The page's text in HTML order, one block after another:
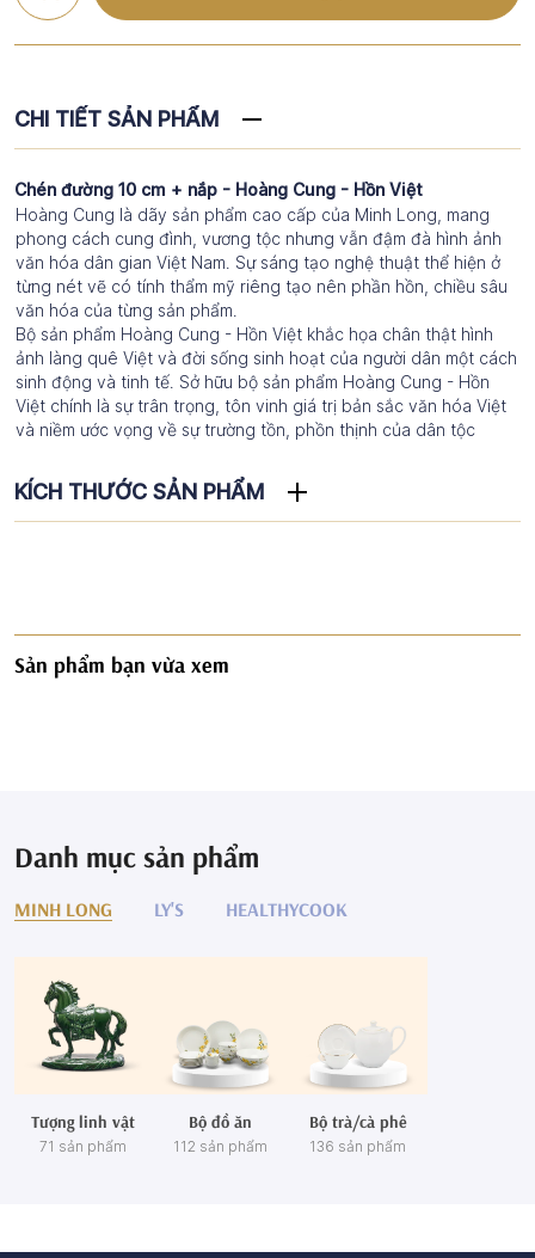
CHI TIẾT SẢN PHẨM
Chén đường 10 cm + nắp - Hoàng Cung - Hồn Việt
Hoàng Cung là dãy sản phẩm cao cấp của Minh Long, mang
phong cách cung đình, vương tộc nhưng vẫn đậm đà hình ảnh
văn hóa dân gian Việt Nam. Sự sáng tạo nghệ thuật thể hiện ở
từng nét vẽ có tính thẩm mỹ riêng tạo nên phần hồn, chiều sâu
văn hóa của từng sản phẩm.
Bộ sản phẩm Hoàng Cung - Hồn Việt khắc họa chân thật hình
ảnh làng quê Việt và đời sống sinh hoạt của người dân một cách
sinh động và tinh tế. Sở hữu bộ sản phẩm Hoàng Cung - Hồn
Việt chính là sự trân trọng, tôn vinh giá trị bản sắc văn hóa Việt
và niềm ước vọng về sự trường tồn, phồn thịnh của dân tộc
KÍCH THƯỚC SẢN PHẨM
Sản phẩm bạn vừa xem
Danh mục sản phẩm
MINH LONG LY'S HEALTHYCOOK
Tượng linh vật
71 sản phẩm
Bộ đồ ăn
112 sản phẩm
Bộ trà/cà phê
136 sản phẩm